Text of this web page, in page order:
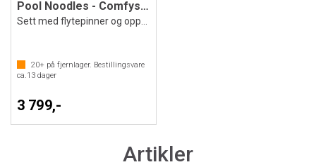
Pool Noodles - Comfysett med 20 stk.
20+ på fjernlager. Bestillingsvare
ca.13 dager
3 799,-
Artikler